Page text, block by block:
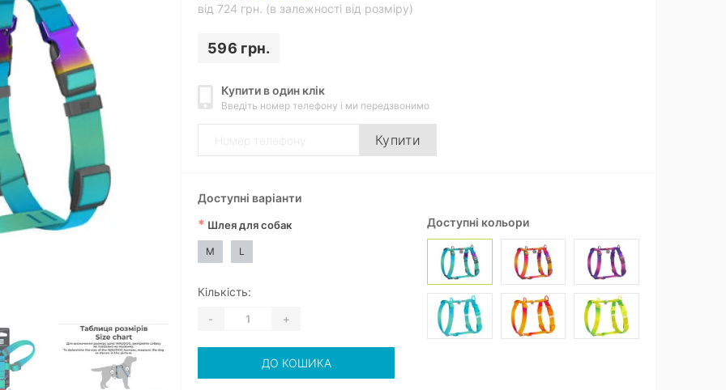
від 724 грн. (в залежності від розміру)
596 грн.
Купити в один клік
Введіть номер телефону і ми передзвонимо
Купити
Доступні кольори
Доступні варіанти
* Шлея для собак
M L
Кількість:
- +
ДО КОШИКА